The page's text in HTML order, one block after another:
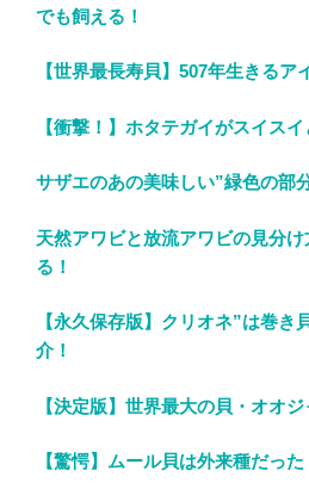
でも飼える！
【世界最長寿貝】507年生きるア
【衝撃！】ホタテガイがスイスイ
サザエのあの美味しい”緑色の部
天然アワビと放流アワビの見分
る！
【永久保存版】クリオネ”は巻き
介！
【決定版】世界最大の貝・オオ
【驚愕】ムール貝は外来種だった